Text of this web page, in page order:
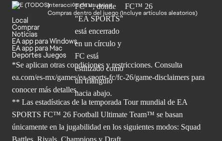
Interacción de usuarios
Compras dentro del juego (Incluye artículos aleatorios)
Local
Comprar
Noticias
EA app para Windows
EA app para Mac
Deportes Juegos
*Se aplican otras condiciones y restricciones. Consulta
ea.com/es-mx/games/ea-sports-fc/fc-26/game-disclaimers para
conocer más detalles.
** Las estadísticas de la temporada Tour mundial de EA
SPORTS FC™ 26 Football Ultimate Team™ se basan
únicamente en la jugabilidad en los siguientes modos: Squad
Battles, Rivals, Champions y Draft.